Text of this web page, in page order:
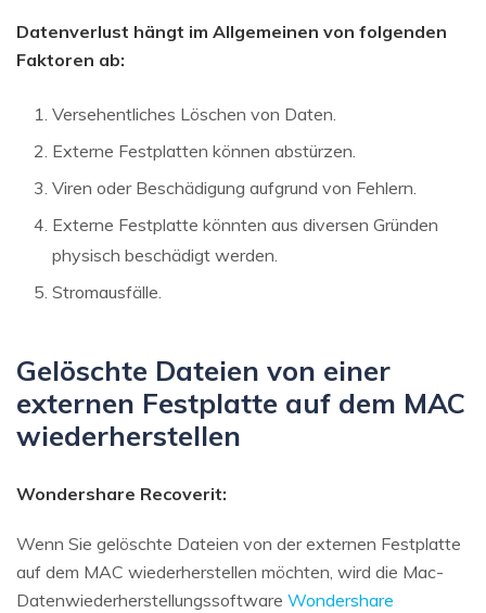
Datenverlust hängt im Allgemeinen von folgenden
Faktoren ab:
Versehentliches Löschen von Daten.
Externe Festplatten können abstürzen.
Viren oder Beschädigung aufgrund von Fehlern.
Externe Festplatte könnten aus diversen Gründen
physisch beschädigt werden.
Stromausfälle.
Gelöschte Dateien von einer
externen Festplatte auf dem MAC
wiederherstellen
Wondershare Recoverit:
Wenn Sie gelöschte Dateien von der externen Festplatte
auf dem MAC wiederherstellen möchten, wird die Mac-
Datenwiederherstellungssoftware Wondershare